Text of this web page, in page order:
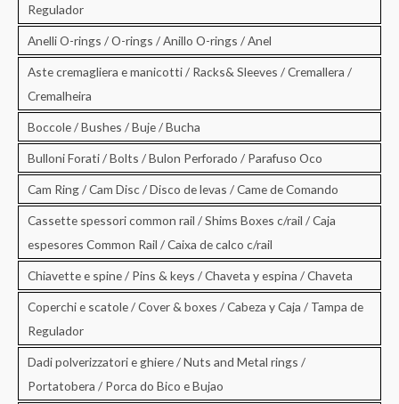
Regulador
Anelli O-rings / O-rings / Anillo O-rings / Anel
Aste cremagliera e manicotti / Racks& Sleeves / Cremallera /
Cremalheira
Boccole / Bushes / Buje / Bucha
Bulloni Forati / Bolts / Bulon Perforado / Parafuso Oco
Cam Ring / Cam Disc / Disco de levas / Came de Comando
Cassette spessori common rail / Shims Boxes c/rail / Caja
espesores Common Rail / Caixa de calco c/rail
Chiavette e spine / Pins & keys / Chaveta y espina / Chaveta
Coperchi e scatole / Cover & boxes / Cabeza y Caja / Tampa de
Regulador
Dadi polverizzatori e ghiere / Nuts and Metal rings /
Portatobera / Porca do Bico e Bujao